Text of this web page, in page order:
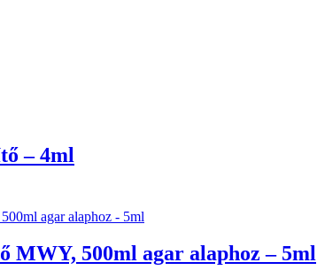
– 4ml
MWY, 500ml agar alaphoz – 5ml